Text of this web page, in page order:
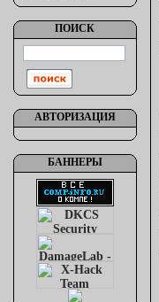
ПОИСК
АВТОРИЗАЦИЯ
БАННЕРЫ